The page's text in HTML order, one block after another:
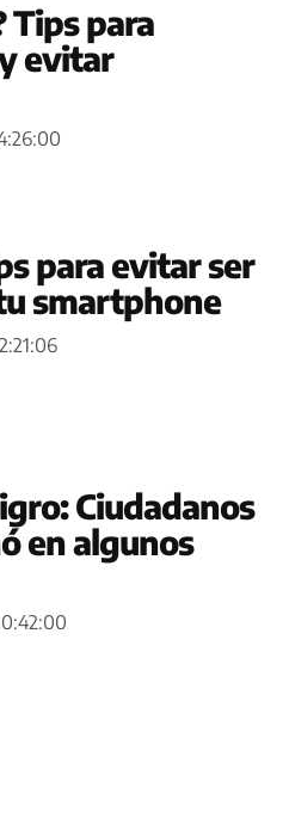
Tips para
evitar
para evitar ser
smartphone
Ciudadanos
en algunos